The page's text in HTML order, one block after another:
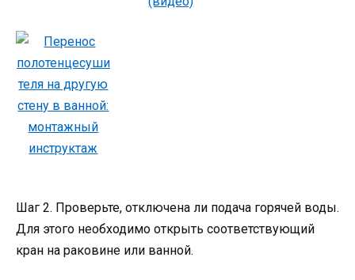
Шаг 2. Проверьте, отключена ли подача горячей воды.
Для этого необходимо открыть соответствующий
кран на раковине или ванной.